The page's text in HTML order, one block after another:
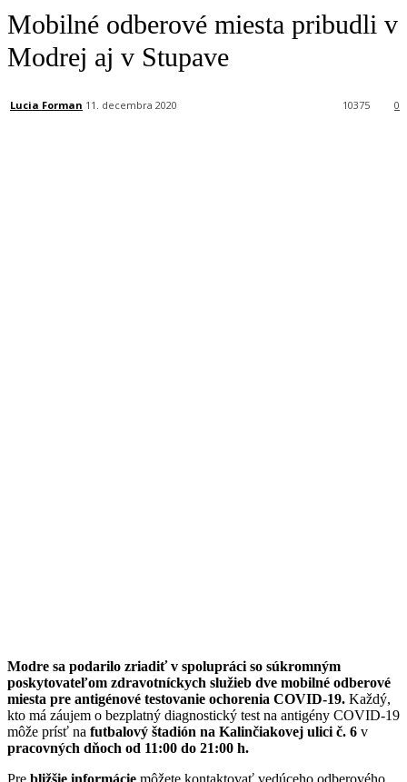
Mobilné odberové miesta pribudli v
Modrej aj v Stupave
Lucia Forman 11. decembra 2020 0
10375
Modre sa podarilo zriadiť v spolupráci so súkromným
poskytovateľom zdravotníckych služieb dve mobilné odberové
miesta pre antigénové testovanie ochorenia COVID-19. Každý,
kto má záujem o bezplatný diagnostický test na antigény COVID-19
môže prísť na futbalový štadión na Kalinčiakovej ulici č. 6 v
pracovných dňoch od 11:00 do 21:00 h.
Pre bližšie informácie môžete kontaktovať vedúceho odberového